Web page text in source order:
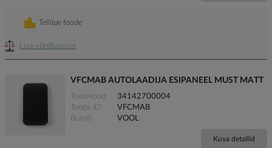
Lisa võrdlusesse
Tellitav toode
VFCMAB AUTOLAADIJA ESIPANEEL MUST MATT
Tootekood
34142700004
Tootja ID
VFCMAB
Bränd
VOOL
Kuva detailid